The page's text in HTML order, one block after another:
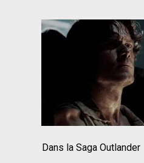
Dans la Saga Outlander